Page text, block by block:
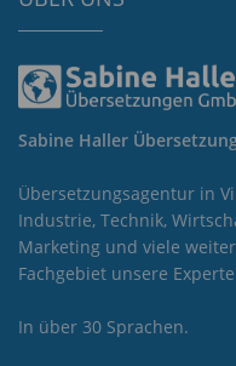
Sabine Haller
Übersetzungsagentur in
Industrie, Technik,
Marketing und viele
Fachgebiet unsere
In über 30 Sprachen.